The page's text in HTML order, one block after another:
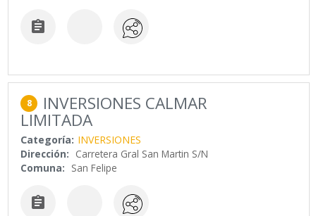

8 INVERSIONES CALMAR
LIMITADA
Categoría: INVERSIONES
Dirección: Carretera Gral San Martin S/N
Comuna: San Felipe
